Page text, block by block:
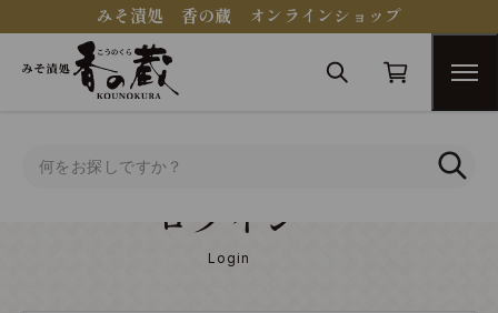
みそ漬処 香の蔵 オンラインショップ
ログイン
Login